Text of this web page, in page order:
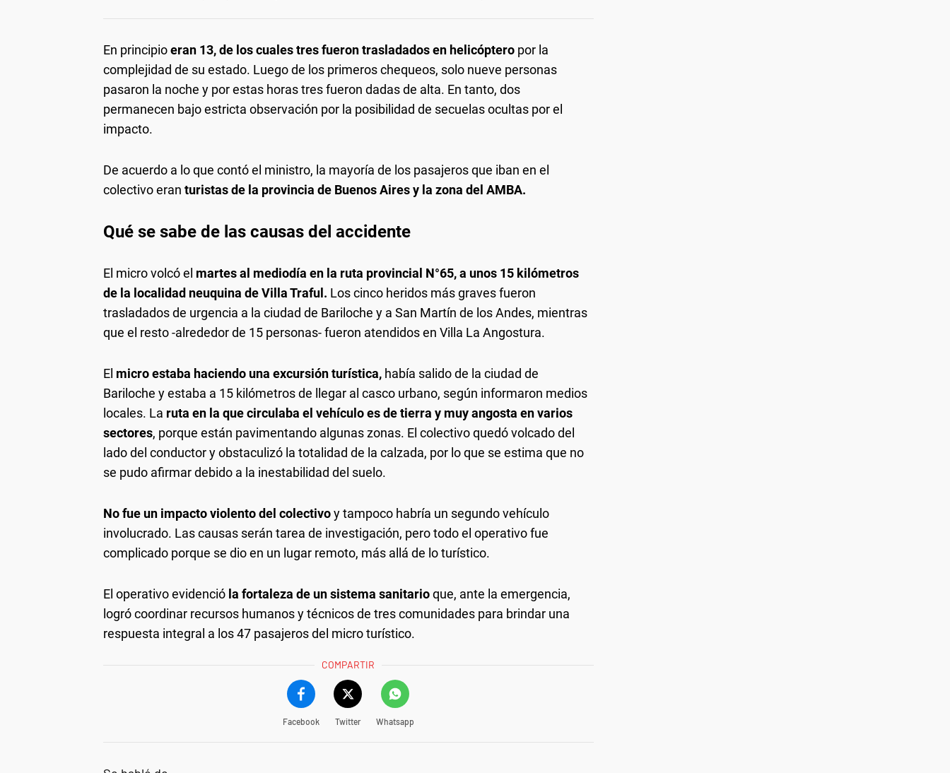
En principioeran 13, de los cuales tres fueron trasladados en helicóptero por la
complejidad de su estado. Luego de los primeros chequeos, solo nueve personas
pasaron la noche y por estas horas tres fueron dadas de alta. En tanto, dos
permanecen bajo estricta observación por la posibilidad de secuelas ocultas por el
impacto.
De acuerdo a lo que contó el ministro, la mayoría de los pasajeros que iban en el
colectivo eran turistas de la provincia de Buenos Aires y la zona del AMBA.
Qué se sabe de las causas del accidente
El micro volcó el martes al mediodía en la ruta provincial N°65, a unos 15 kilómetros
de la localidad neuquina de Villa Traful. Los cinco heridos más graves fueron
trasladados de urgencia a la ciudad de Bariloche y a San Martín de los Andes, mientras
que el resto -alrededor de 15 personas- fueron atendidos en Villa La Angostura.
El micro estaba haciendo una excursión turística, había salido de la ciudad de
Bariloche y estaba a 15 kilómetros de llegar al casco urbano, según informaron medios
locales. La ruta en la que circulaba el vehículo es de tierra y muy angosta en varios
sectores, porque están pavimentando algunas zonas. El colectivo quedó volcado del
lado del conductor y obstaculizó la totalidad de la calzada, por lo que se estima que no
se pudo afirmar debido a la inestabilidad del suelo.
No fue un impacto violento del colectivoy tampoco habría un segundo vehículo
involucrado. Las causas serán tarea de investigación, pero todo el operativo fue
complicado porque se dio en un lugar remoto, más allá de lo turístico.
El operativo evidenció la fortaleza de un sistema sanitarioque, ante la emergencia,
logró coordinar recursos humanos y técnicos de tres comunidades para brindar una
respuesta integral a los 47 pasajeros del micro turístico.
COMPARTIR
Facebook Twitter Whatsapp